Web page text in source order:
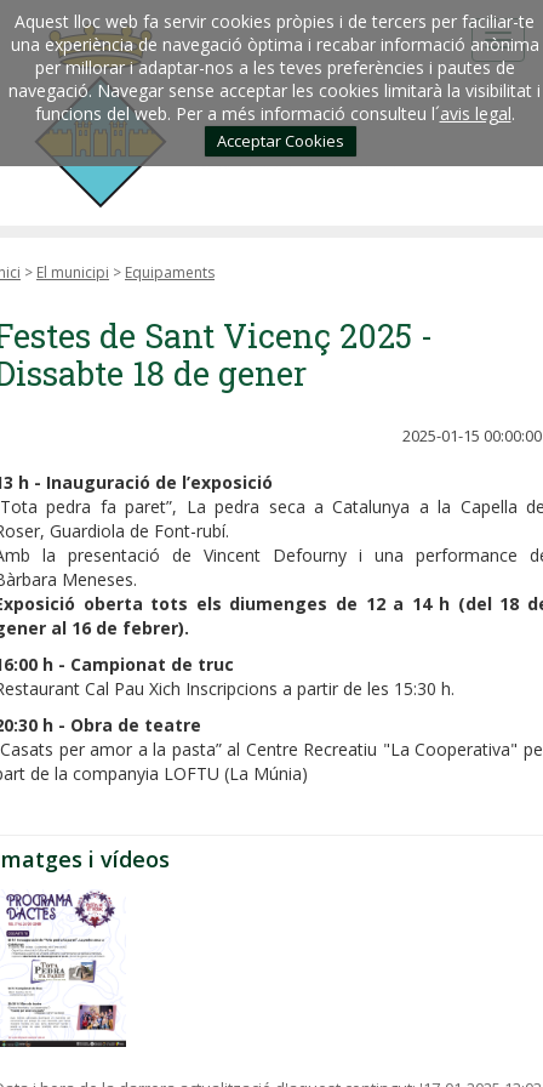
Aquest lloc web fa servir cookies pròpies i de tercers per faciliar-te
una experiència de navegació òptima i recabar informació anònima
per millorar i adaptar-nos a les teves preferències i pautes de
navegació. Navegar sense acceptar les cookies limitarà la visibilitat i
funcions del web. Per a més informació consulteu l´avis legal.
Acceptar Cookies
> El municipi > Equipaments
de Sant Vicenç 2025 -
18 de gener
2025-01-15 00:00:00
h - Inauguració de l’exposició
pedra fa paret”, La pedra seca a Catalunya a la Capella
Guardiola de Font-rubí.
la presentació de Vincent Defourny i una performance
Meneses.
oberta tots els diumenges de 12 a 14 h (del 18
al 16 de febrer).
h - Campionat de truc
Cal Pau Xich Inscripcions a partir de les 15:30 h.
h - Obra de teatre
per amor a la pasta” al Centre Recreatiu "La Cooperativa"
de la companyia LOFTU (La Múnia)
i vídeos